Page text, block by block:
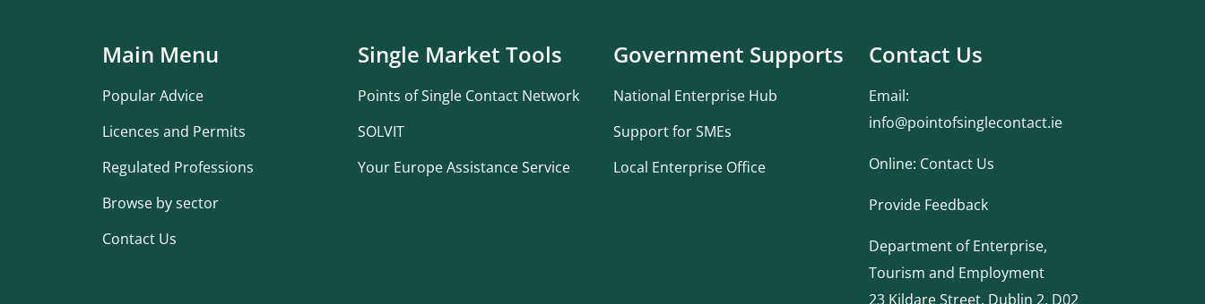
Main Menu
Popular Advice
Licences and Permits
Regulated Professions
Browse by sector
Contact Us
Single Market Tools
Points of Single Contact Network
SOLVIT
Your Europe Assistance Service
Government Supports
National Enterprise Hub
Support for SMEs
Local Enterprise Office
Contact Us
Email:
info@pointofsinglecontact.ie
Online: Contact Us
Provide Feedback
Department of Enterprise,
Tourism and Employment
23 Kildare Street, Dublin 2, D02